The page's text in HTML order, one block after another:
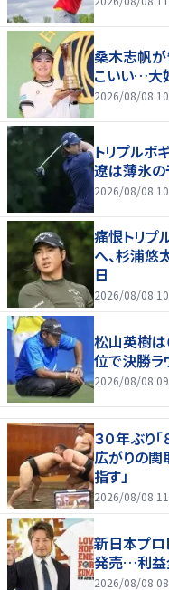
桑木志帆が
こいい…大
2026/08/08
トリプルボ
遼は薄氷
2026/08/08
痛恨トリプ
へ、杉浦
日
2026/08/08
松山英樹は
位で決勝
2026/08/08
３０年ぶり
広がりの
指す」
2026/08/08
新日本プロ
発売…利益
2026/08/08